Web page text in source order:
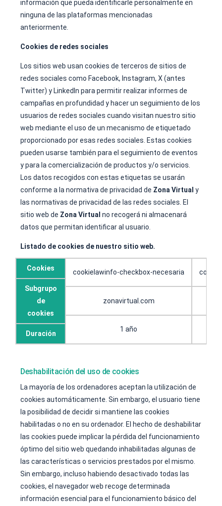
información que pueda identificarle personalmente en
ninguna de las plataformas mencionadas
anteriormente.
Cookies de redes sociales
Los sitios web usan cookies de terceros de sitios de
redes sociales como Facebook, Instagram, X (antes
Twitter) y LinkedIn para permitir realizar informes de
campañas en profundidad y hacer un seguimiento de los
usuarios de redes sociales cuando visitan nuestro sitio
web mediante el uso de un mecanismo de etiquetado
proporcionado por esas redes sociales. Estas cookies
pueden usarse también para el seguimiento de eventos
y para la comercialización de productos y/o servicios.
Los datos recogidos con estas etiquetas se usarán
conforme a la normativa de privacidad de Zona Virtualy
las normativas de privacidad de las redes sociales. El
sitio web de Zona Virtual no recogerá ni almacenará
datos que permitan identificar al usuario.
Listado de cookies de nuestro sitio web.
Cookies
Subgrupo
de
cookies
Duración
cookielawinfo-checkbox-necesaria
zonavirtual.com
1 año
Deshabilitación del uso de cookies
La mayoría de los ordenadores aceptan la utilización de
cookies automáticamente. Sin embargo, el usuario tiene
la posibilidad de decidir si mantiene las cookies
habilitadas o no en su ordenador. El hecho de deshabilitar
las cookies puede implicar la pérdida del funcionamiento
óptimo del sitio web quedando inhabilitadas algunas de
las características o servicios prestados por el mismo.
Sin embargo, incluso habiendo desactivado todas las
cookies, el navegador web recoge determinada
información esencial para el funcionamiento básico del